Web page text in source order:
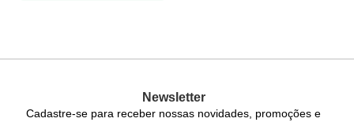
Newsletter
Cadastre-se para receber nossas novidades, promoções e